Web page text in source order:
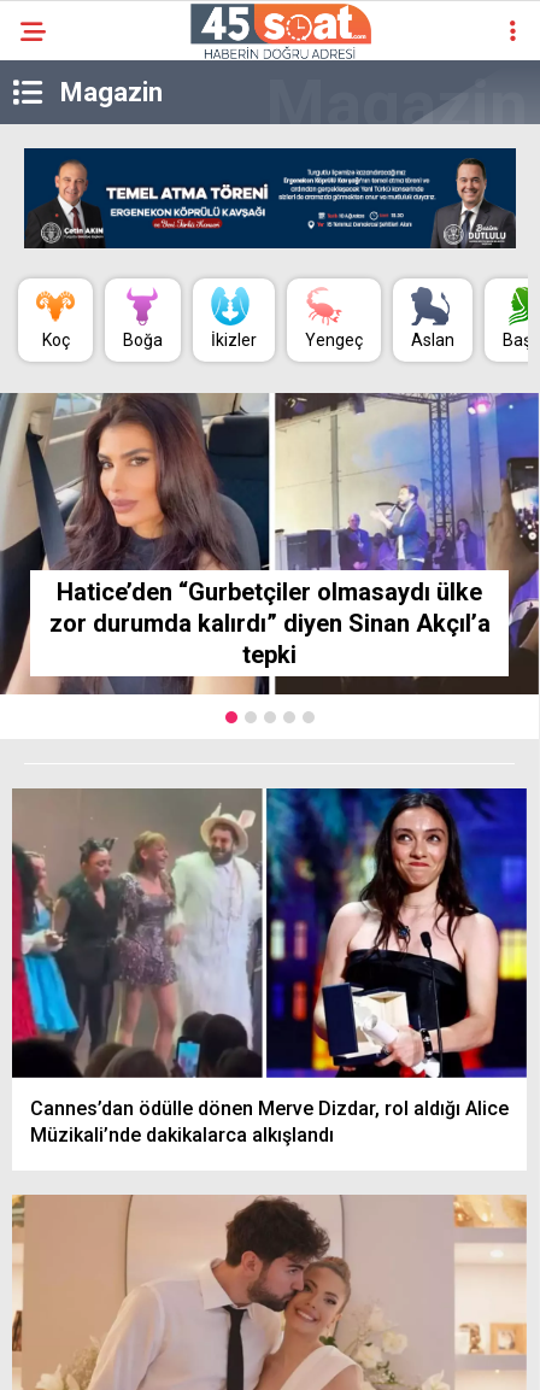
Magazin
Koç Boğa İkizler Yengeç Aslan
Hatice’den “Gurbetçiler olmasaydı ülke
zor durumda kalırdı” diyen Sinan Akçıl’a
tepki
Cannes’dan ödülle dönen Merve Dizdar, rol aldığı Alice
Müzikali’nde dakikalarca alkışlandı